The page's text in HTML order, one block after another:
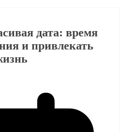
дата: время
и привлекать